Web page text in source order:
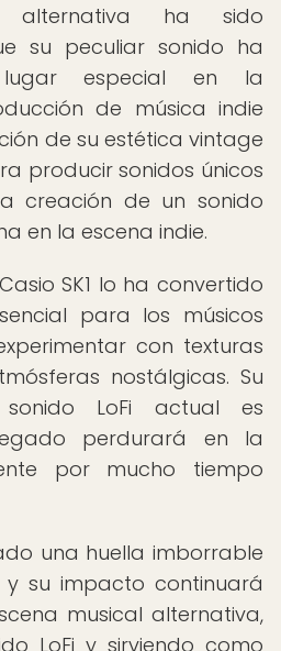
alternativa ha sido
su peculiar sonido ha
especial en la
de música indie
de su estética vintage
producir sonidos únicos
creación de un sonido
en la escena indie.
SK1 lo ha convertido
para los músicos
con texturas
nostálgicas. Su
LoFi actual es
perdurará en la
por mucho tiempo
una huella imborrable
y su impacto continuará
musical alternativa,
LoFi y sirviendo como